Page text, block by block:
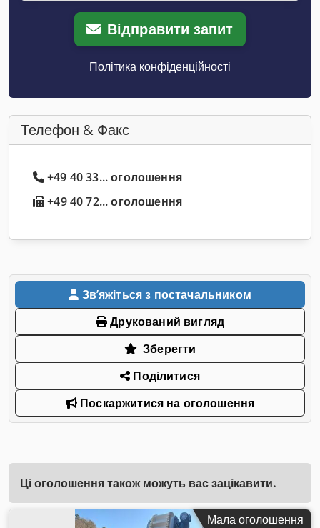
Відправити запит
Політика конфіденційності
Телефон & Факс
+49 40 33... оголошення
+49 40 72... оголошення
Звʼяжіться з постачальником
Друкований вигляд
Зберегти
Поділитися
Поскаржитися на оголошення
Ці оголошення також можуть вас зацікавити.
Мала оголошення